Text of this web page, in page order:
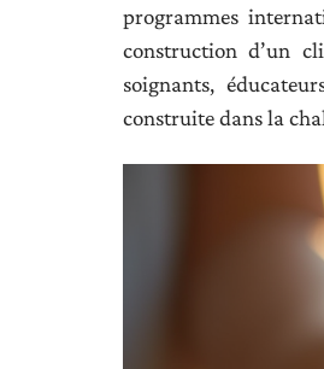
programmes
construction d’un
soignants,
construite dans la